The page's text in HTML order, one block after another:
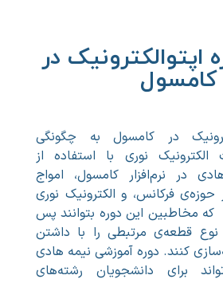
اپتوالکترونیک در
کامسول
در کامسول به چگونگی
الکترونیک نوری با استفاده از
در نرم‌افزار کامسول، امواج
حوزه‌ی فرکانس، و الکترونیک نوری
که مخاطبین این دوره بتوانند پس
نوع قطعه‌ی مرتبطی را با داشتن
کنند. دوره آموزشی نیمه هادی
برای دانشجویان رشته‌های